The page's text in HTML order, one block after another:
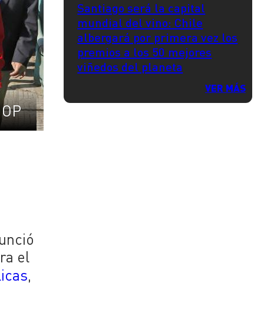
el
,
Santiago será la capital
mundial del vino: Chile
albergará por primera vez los
premios a los 50 mejores
viñedos del planeta
VER MÁS